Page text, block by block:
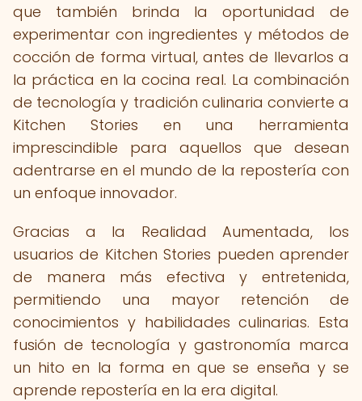
que también brinda la oportunidad de
experimentar con ingredientes y métodos de
cocción de forma virtual, antes de llevarlos a
la práctica en la cocina real. La combinación
de tecnología y tradición culinaria convierte a
Kitchen Stories en una herramienta
imprescindible para aquellos que desean
adentrarse en el mundo de la repostería con
un enfoque innovador.
Gracias a la Realidad Aumentada, los
usuarios de Kitchen Stories pueden aprender
de manera más efectiva y entretenida,
permitiendo una mayor retención de
conocimientos y habilidades culinarias. Esta
fusión de tecnología y gastronomía marca
un hito en la forma en que se enseña y se
aprende repostería en la era digital.